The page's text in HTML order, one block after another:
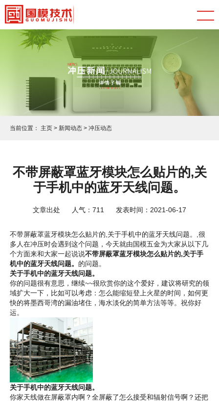
当前位置： 主页 > 新闻动态 > 冲压动态
不带屏蔽罩蓝牙模块怎么贴片的,关
于手机中的蓝牙天线问题。
文章出处 人气： 711 发表时间：2021-06-17
不带屏蔽罩蓝牙模块怎么贴片的,关于手机中的蓝牙天线问题。,很
多人在冲压时会遇到这个问题，今天就由国模五金为大家从以下几
个方面来和大家一起说说不带屏蔽罩蓝牙模块怎么贴片的,关于手
机中的蓝牙天线问题。 的问题。
关于手机中的蓝牙天线问题。
你的问题很有意思，继续~~很欣赏你的这个爱好，建议将研究的领
域扩大一下，比如可以考虑：怎么能缩短登上火星的时间，如何更
快的将墨西哥湾的漏油堵住，海水淡化的简单方法等等。祝你好
运。
关于手机中的蓝牙天线问题。
你家天线做在屏蔽罩内啊？全屏蔽了怎么接受和辐射信号啊？还把